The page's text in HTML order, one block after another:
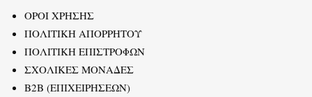
ΟΡΟΙ ΧΡΗΣΗΣ
ΠΟΛΙΤΙΚΗ ΑΠΟΡΡΗΤΟΥ
ΠΟΛΙΤΙΚΗ ΕΠΙΣΤΡΟΦΩΝ
ΣΧΟΛΙΚΕΣ ΜΟΝΑΔΕΣ
B2B (ΕΠΙΧΕΙΡΗΣΕΩΝ)